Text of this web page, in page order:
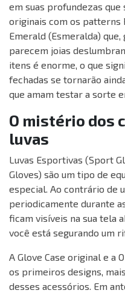
em suas profundezas que
originais com os patterns
Emerald (Esmeralda) que,
parecem joias
itens é enorme, o que
fechadas se tornarão
que amam testar a sorte
O mistério dos
luvas
Luvas Esportivas (Sport
Gloves) são um tipo de
especial. Ao contrário de
periodicamente durante
ficam visíveis na sua tela
você está segurando um
A Glove Case original e a
os primeiros designs,
desses acessórios. Em